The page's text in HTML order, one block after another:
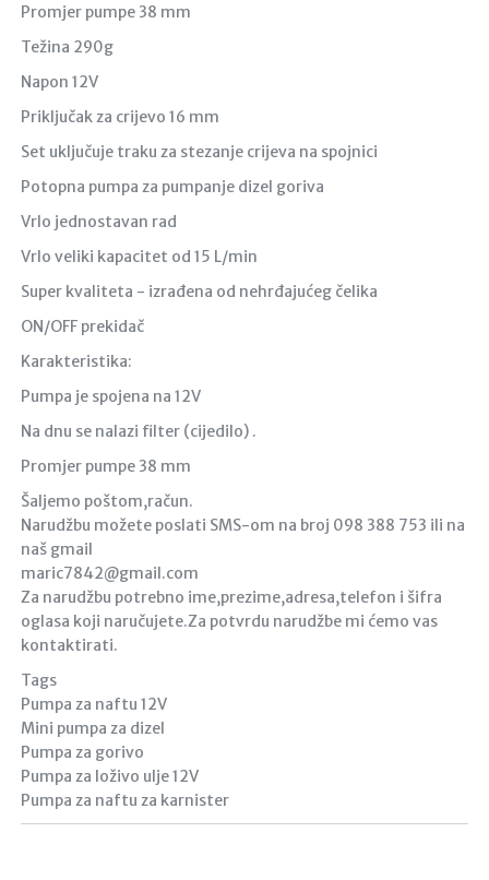
Promjer pumpe 38 mm
Težina 290g
Napon 12V
Priključak za crijevo 16 mm
Set uključuje traku za stezanje crijeva na spojnici
Potopna pumpa za pumpanje dizel goriva
Vrlo jednostavan rad
Vrlo veliki kapacitet od 15 L/min
Super kvaliteta - izrađena od nehrđajućeg čelika
ON/OFF prekidač
Karakteristika:
Pumpa je spojena na 12V
Na dnu se nalazi filter (cijedilo) .
Promjer pumpe 38 mm
Šaljemo poštom,račun.
Narudžbu možete poslati SMS-om na broj 098 388 753 ili na
naš gmail
maric7842@gmail.com
Za narudžbu potrebno ime,prezime,adresa,telefon i šifra
oglasa koji naručujete.Za potvrdu narudžbe mi ćemo vas
kontaktirati.
Tags
Pumpa za naftu 12V
Mini pumpa za dizel
Pumpa za gorivo
Pumpa za loživo ulje 12V
Pumpa za naftu za karnister